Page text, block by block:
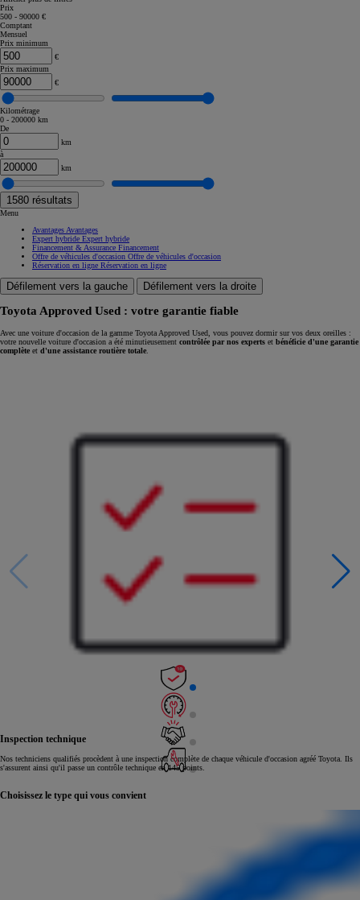
Prix
500 - 90000 €
Comptant
Mensuel
Prix minimum
€
Prix maximum
€
Kilométrage
0 - 200000 km
De
km
à
km
1580 résultats
Menu
Avantages Avantages
Expert hybride Expert hybride
Financement & Assurance Financement
Offre de véhicules d'occasion Offre de véhicules d'occasion
Réservation en ligne Réservation en ligne
Défilement vers la gauche Défilement vers la droite
Toyota Approved Used : votre garantie fiable
Avec une voiture d'occasion de la gamme Toyota Approved Used, vous pouvez dormir sur vos deux oreilles :
votre nouvelle voiture d'occasion a été minutieusement contrôlée par nos experts et bénéficie d'une garantie
complète et d'une assistance routière totale
Inspection technique
Nos techniciens qualifiés procèdent à une inspection complète de chaque véhicule d'occasion agréé Toyota. Ils
s'assurent ainsi qu'il passe un contrôle technique en 145 points.
Choisissez le type qui vous convient